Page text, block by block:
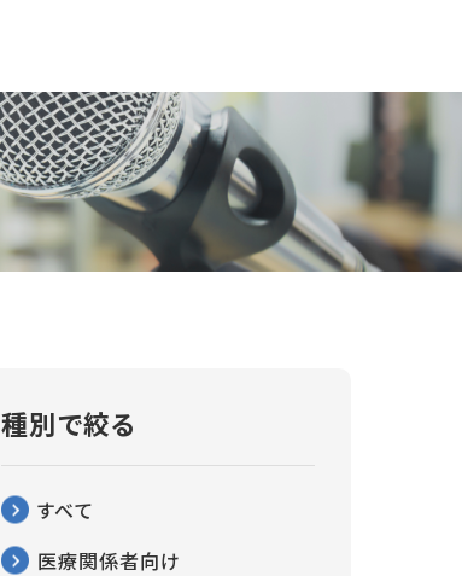
種別で絞る
すべて
医療関係者向け